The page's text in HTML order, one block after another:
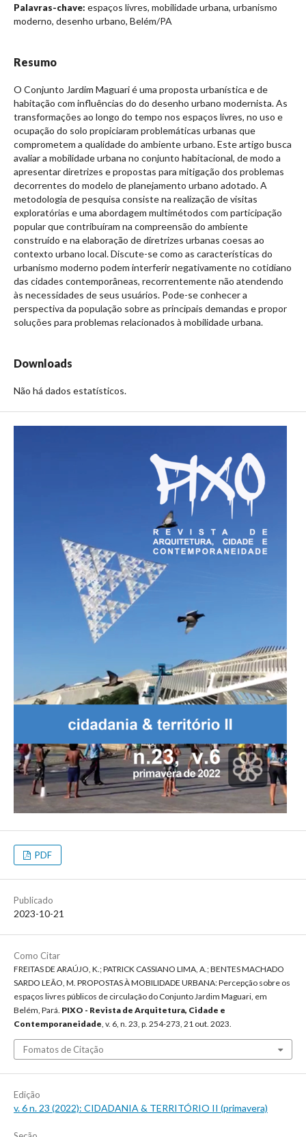
Palavras-chave: espaços livres, mobilidade urbana, urbanismo
moderno, desenho urbano, Belém/PA
Resumo
O Conjunto Jardim Maguari é uma proposta urbanística e de
habitação com influências do do desenho urbano modernista. As
transformações ao longo do tempo nos espaços livres, no uso e
ocupação do solo propiciaram problemáticas urbanas que
comprometem a qualidade do ambiente urbano. Este artigo busca
avaliar a mobilidade urbana no conjunto habitacional, de modo a
apresentar diretrizes e propostas para mitigação dos problemas
decorrentes do modelo de planejamento urbano adotado. A
metodologia de pesquisa consiste na realização de visitas
exploratórias e uma abordagem multimétodos com participação
popular que contribuíram na compreensão do ambiente
construído e na elaboração de diretrizes urbanas coesas ao
contexto urbano local. Discute-se como as características do
urbanismo moderno podem interferir negativamente no cotidiano
das cidades contemporâneas, recorrentemente não atendendo
às necessidades de seus usuários. Pode-se conhecer a
perspectiva da população sobre as principais demandas e propor
soluções para problemas relacionados à mobilidade urbana.
Downloads
Não há dados estatísticos.
PDF
Publicado
2023-10-21
Como Citar
FREITAS DE ARAÚJO, K.; PATRICK CASSIANO LIMA, A.; BENTES MACHADO
SARDO LEÃO, M. PROPOSTAS À MOBILIDADE URBANA: Percepção sobre os
espaços livres públicos de circulação do Conjunto Jardim Maguari, em
Belém, Pará. PIXO - Revista de Arquitetura, Cidade e
Contemporaneidade , v. 6, n. 23, p. 254-273, 21 out. 2023.
Fomatos de Citação
Edição
v. 6 n. 23 (2022): CIDADANIA & TERRITÓRIO II (primavera)